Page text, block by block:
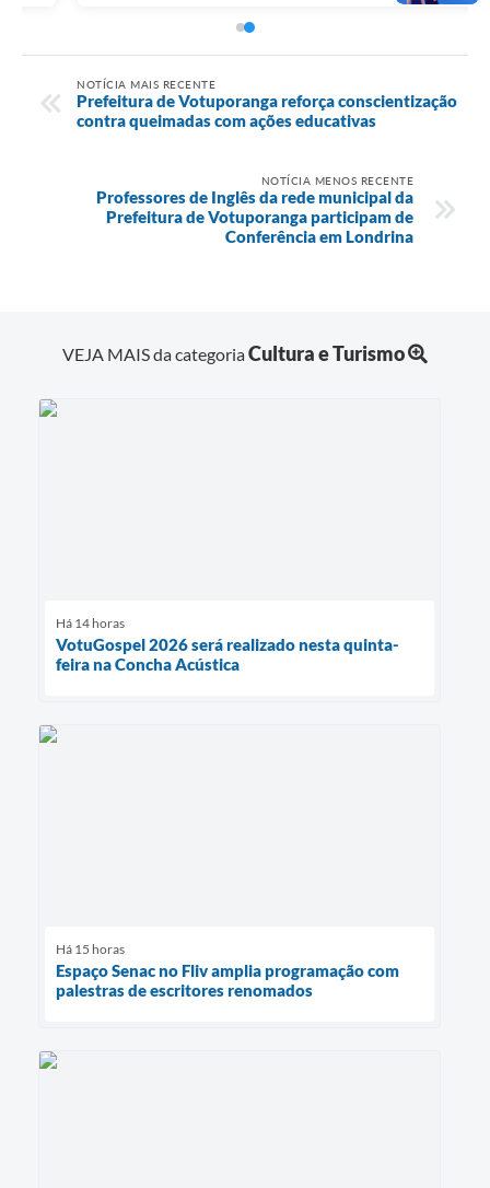
NOTÍCIA MAIS RECENTE
Prefeitura de Votuporanga reforça conscientização
contra queimadas com ações educativas
NOTÍCIA MENOS RECENTE
Professores de Inglês da rede municipal da
Prefeitura de Votuporanga participam de
Conferência em Londrina
VEJA MAIS da categoriaCultura e Turismo
Há 14 horas
VotuGospel 2026 será realizado nesta quinta-
feira na Concha Acústica
Há 15 horas
Espaço Senac no Fliv amplia programação com
palestras de escritores renomados